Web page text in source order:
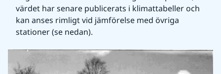
värdet har senare publicerats i klimattabeller och
kan anses rimligt vid jämförelse med övriga
stationer (se nedan).